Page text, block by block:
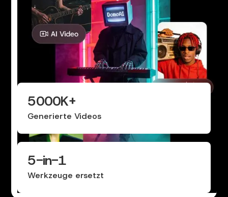
5000K+
Generierte Videos
5-in-1
Werkzeuge ersetzt